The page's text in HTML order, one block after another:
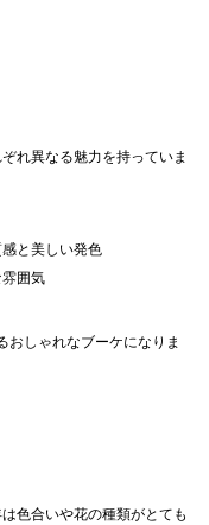
れ異なる魅力を持っていま
と美しい発色
囲気
おしゃれなブーケになりま
色合いや花の種類がとても